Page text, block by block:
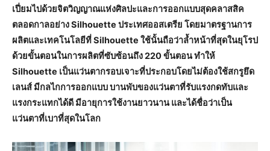
เปี่ยมไปด้วยจิตวิญญาณแห่งศิลปะและการออกแบบสุดคลาสสิค
ตลอดกาลอย่าง Silhouette ประเทศออสเตรีย โดยมาตรฐานการ
ผลิตและเทคโนโลยีที่ Silhouette ใช้นั้นถือว่าล้ำหน้าที่สุดในยุโรป
ด้วยขั้นตอนในการผลิตที่ซับซ้อนถึง 220 ขั้นตอน ทำให้
Silhouette เป็นแว่นตากรอบเจาะที่ประกอบโดยไม่ต้องใช้สกรูยึด
เลนส์ มีกลไกการออกแบบ บานพับของแว่นตาที่รับแรงกดทับและ
แรงกระแทกได้ดี มีอายุการใช้งานยาวนาน และได้ชื่อว่าเป็น
แว่นตาที่เบาที่สุดในโลก